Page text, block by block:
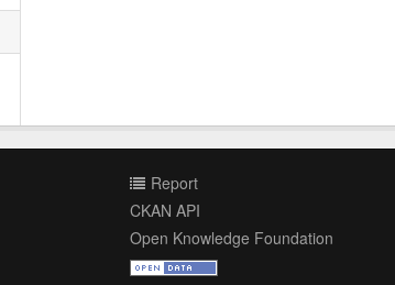
Report
CKAN API
Open Knowledge Foundation